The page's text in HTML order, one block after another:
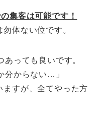
集客は可能です！
体ない位です。
っても良いです。
分からない…」
すが、全てやった方